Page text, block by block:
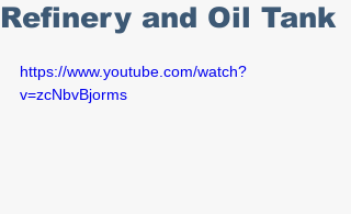
Refinery and Oil Tank
https://www.youtube.com/watch?
v=zcNbvBjorms